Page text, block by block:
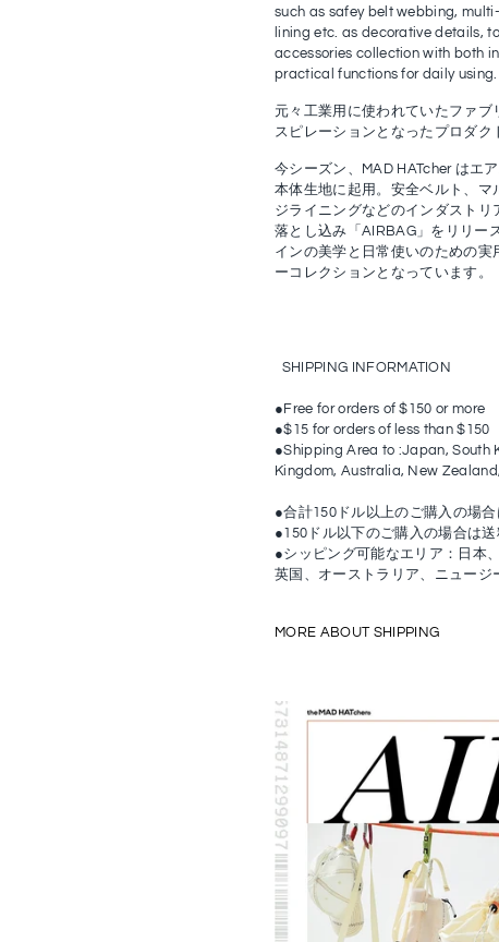
such as safey belt webbing,
lining etc. as decorative details,
accessories collection with both
practical functions for daily using.
元々工業用に使われていたファ
スピレーションとなったプロダク
今シーズン、MAD HATcher はエ
本体生地に起用。安全ベルト、
ジライニングなどのインダスト
落とし込み「AIRBAG」をリリー
インの美学と日常使いのための実
ーコレクションとなっています。
SHIPPING INFORMATION
●Free for orders of $150 or more
●$15 for orders of less than $150
●Shipping Area to :Japan, South
Kingdom, Australia, New
●合計150ドル以上のご購入の場
●150ドル以下のご購入の場合は送
●シッピング可能なエリア：日本
英国、オーストラリア、ニュージ
MORE ABOUT SHIPPING